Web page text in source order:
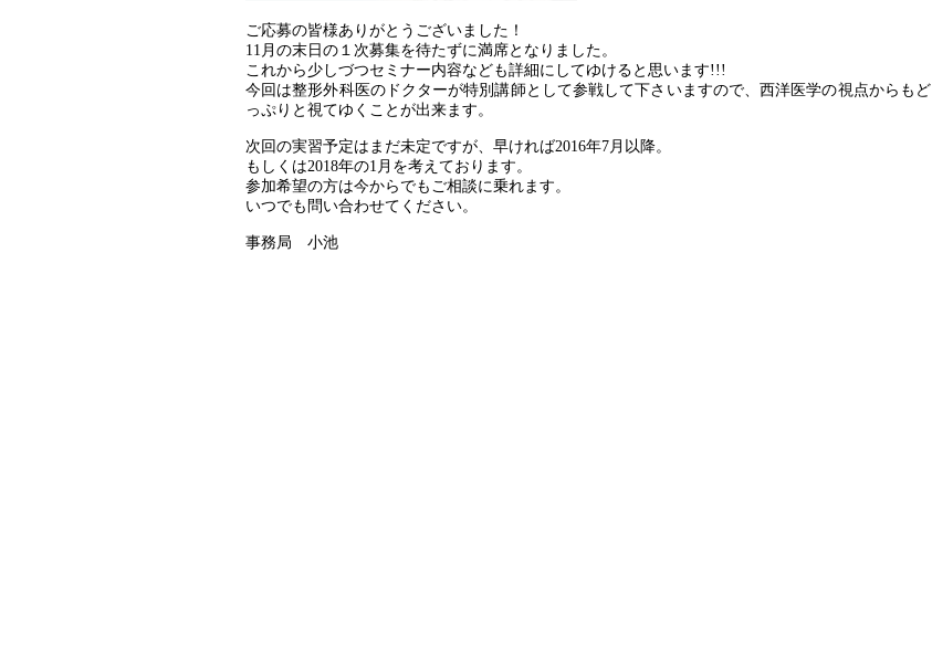
ご応募の皆様ありがとうございました！
11月の末日の１次募集を待たずに満席となりました。
これから少しづつセミナー内容なども詳細にしてゆけると思います!!!
今回は整形外科医のドクターが特別講師として参戦して下さいますので、西洋医学の視点からもど
っぷりと視てゆくことが出来ます。
次回の実習予定はまだ未定ですが、早ければ2016年7月以降。
もしくは2018年の1月を考えております。
参加希望の方は今からでもご相談に乗れます。
いつでも問い合わせてください。
事務局 小池